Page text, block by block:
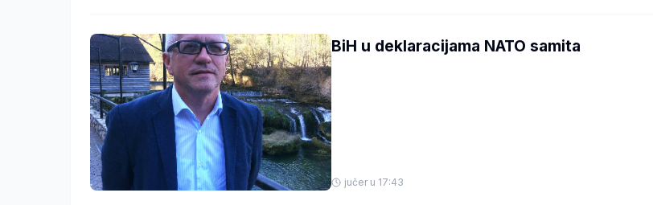
BiH u deklaracijama NATO samita
jučer u 17:43